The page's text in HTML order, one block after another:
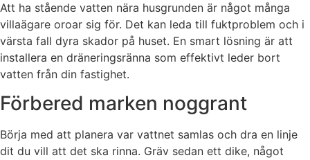
Att ha stående vatten nära husgrunden är något många
villaägare oroar sig för. Det kan leda till fuktproblem och i
värsta fall dyra skador på huset. En smart lösning är att
installera en dräneringsränna som effektivt leder bort
vatten från din fastighet.
Förbered marken noggrant
Börja med att planera var vattnet samlas och dra en linje
dit du vill att det ska rinna. Gräv sedan ett dike, något